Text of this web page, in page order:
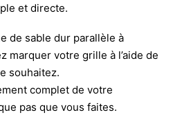
et directe.
de sable dur parallèle à
marquer votre grille à l’aide de
souhaitez.
complet de votre
pas que vous faites.